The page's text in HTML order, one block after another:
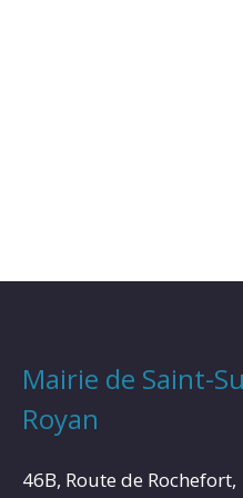
Mairie de Saint-
Royan
46B, Route de Rochefort,